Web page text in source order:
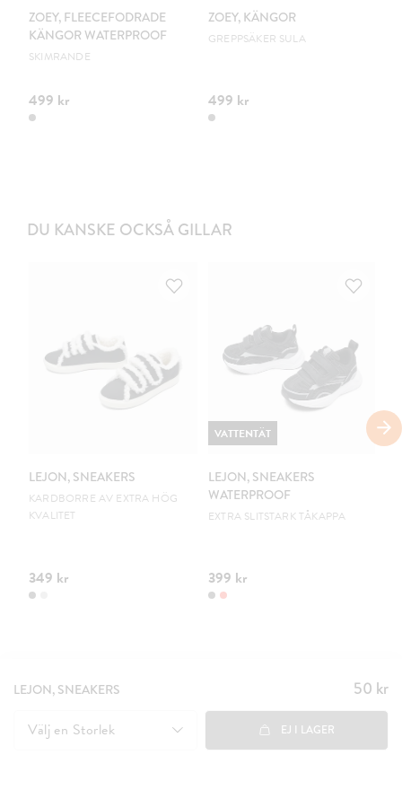
ZOEY, FLEECEFODRADE
KÄNGOR WATERPROOF
SKIMRANDE
499 kr
ZOEY, KÄNGOR
GREPPSÄKER SULA
499 kr
DU KANSKE OCKSÅ GILLAR
LEJON, SNEAKERS
KARDBORRE AV EXTRA HÖG
KVALITET
349 kr
LEJON, SNEAKERS
WATERPROOF
EXTRA SLITSTARK TÅKAPPA
399 kr
VATTENTÄT
LEJON, SNEAKERS Pris:
50 kr
50 kr
Välj en Storlek EJ I LAGER